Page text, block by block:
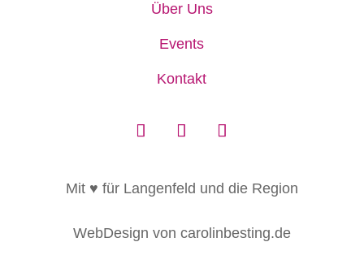
Über Uns
Events
Kontakt
Mit ♥ für Langenfeld und die Region
WebDesign von carolinbesting.de